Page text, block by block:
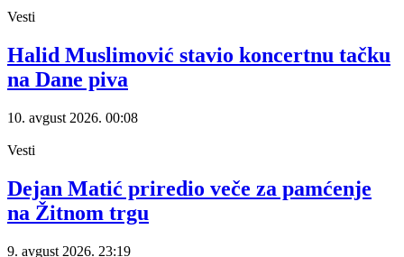
Vesti
Halid Muslimović stavio koncertnu tačku
na Dane piva
10. avgust 2026. 00:08
Vesti
Dejan Matić priredio veče za pamćenje
na Žitnom trgu
9. avgust 2026. 23:19